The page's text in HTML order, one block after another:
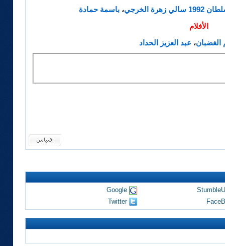
1992 سالي زهرة الخرجي،باسمة حمادة
الأفلام
الغضبان، عبد العزيز الحداد
Google
Twitter